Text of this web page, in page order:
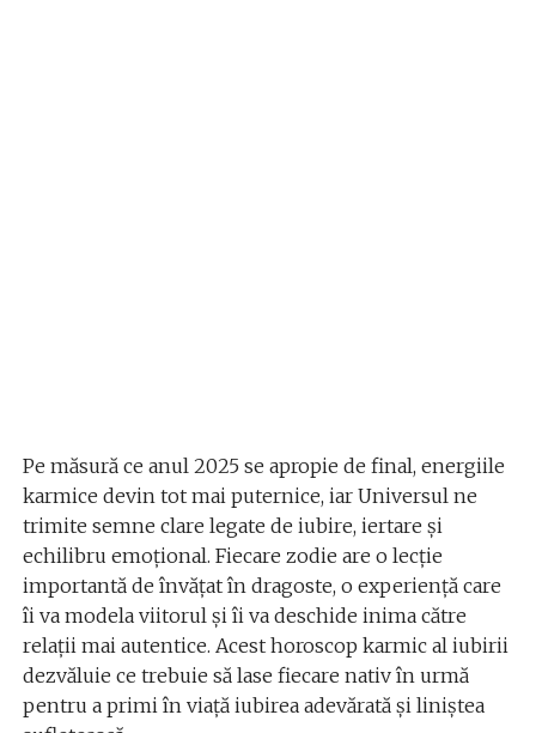
Pe măsură ce anul 2025 se apropie de final, energiile
karmice devin tot mai puternice, iar Universul ne
trimite semne clare legate de iubire, iertare și
echilibru emoțional. Fiecare zodie are o lecție
importantă de învățat în dragoste, o experiență care
îi va modela viitorul și îi va deschide inima către
relații mai autentice. Acest horoscop karmic al iubirii
dezvăluie ce trebuie să lase fiecare nativ în urmă
pentru a primi în viață iubirea adevărată și liniștea